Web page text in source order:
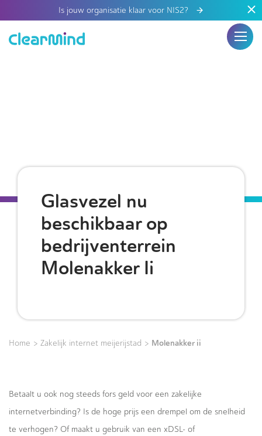
Is jouw organisatie klaar voor NIS2?
Glasvezel nu
beschikbaar op
bedrijventerrein
Molenakker Ii
Home > Zakelijk internet meijerijstad > Molenakker ii
Betaalt u ook nog steeds fors geld voor een zakelijke
internetverbinding? Is de hoge prijs een drempel om de snelheid
te verhogen? Of maakt u gebruik van een xDSL- of